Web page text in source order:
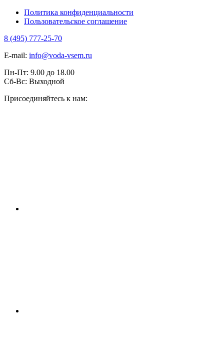
Политика конфиденциальности
Пользовательское соглашение
8 (495) 777-25-70
E-mail: info@voda-vsem.ru
Пн-Пт: 9.00 до 18.00
Сб-Вс: Выходной
Присоединяйтесь к нам: